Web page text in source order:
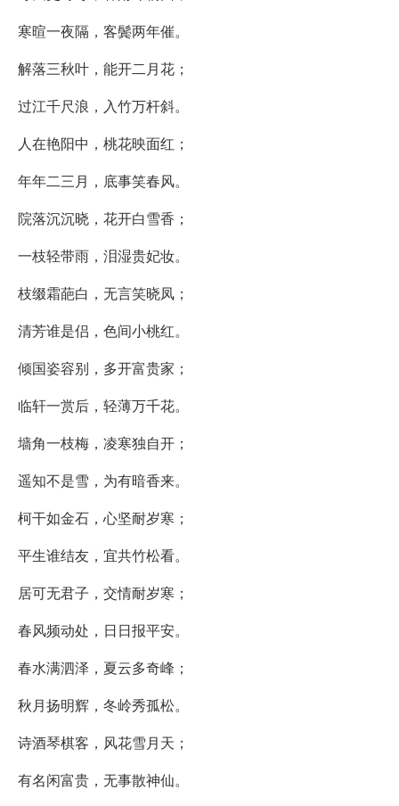
寒暄一夜隔，客鬓两年催。
解落三秋叶，能开二月花；
过江千尺浪，入竹万杆斜。
人在艳阳中，桃花映面红；
年年二三月，底事笑春风。
院落沉沉晓，花开白雪香；
一枝轻带雨，泪湿贵妃妆。
枝缀霜葩白，无言笑晓凤；
清芳谁是侣，色间小桃红。
倾国姿容别，多开富贵家；
临轩一赏后，轻薄万千花。
墙角一枝梅，凌寒独自开；
遥知不是雪，为有暗香来。
柯干如金石，心坚耐岁寒；
平生谁结友，宜共竹松看。
居可无君子，交情耐岁寒；
春风频动处，日日报平安。
春水满泗泽，夏云多奇峰；
秋月扬明辉，冬岭秀孤松。
诗酒琴棋客，风花雪月天；
有名闲富贵，无事散神仙。